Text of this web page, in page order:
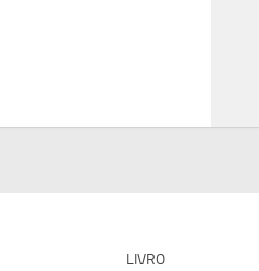
LIVRO